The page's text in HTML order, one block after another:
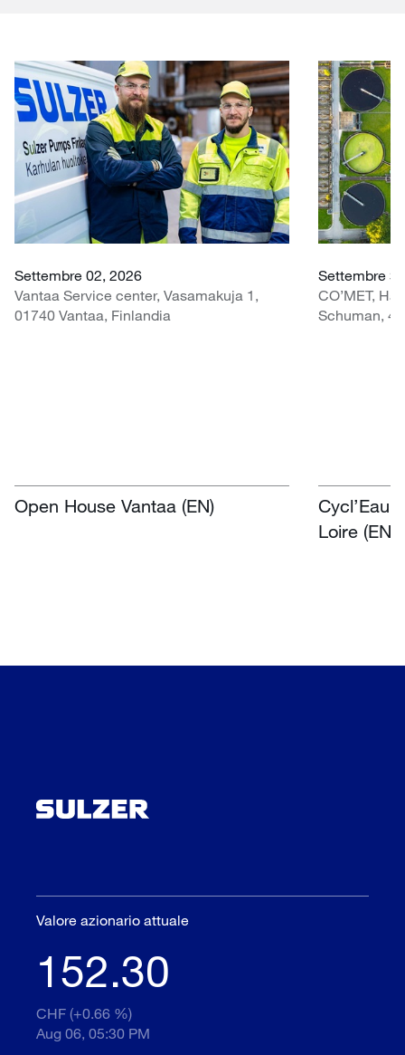
Settembre 02, 2026
Vantaa Service center, Vasamakuja 1,
01740 Vantaa, Finlandia
Open House Vantaa (EN)
Settembre
CO’MET,
Schuman,
Cycl’Eau
Loire (EN)
Valore azionario attuale
152.30
CHF (+0.66 %)
Aug 06, 05:30 PM